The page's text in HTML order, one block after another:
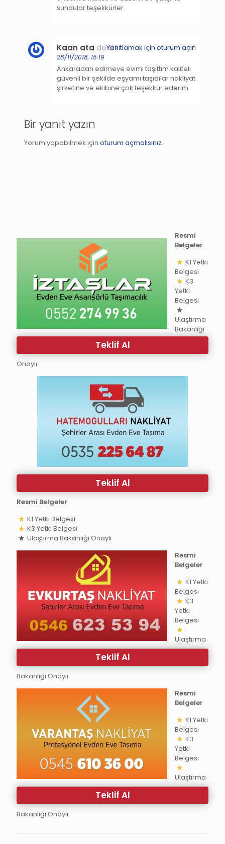
sundular teşekkürler
Kaan ata dedi ki:
28/11/2018, 15:19
Ankaradan edirneye evimi taşıttım kaliteli
güvenli bir şekilde eşyamı taşıdılar nakliyat
şirketine ve ekibine çok teşekkür ederim
Yanıtlamak için oturum açın
Bir yanıt yazın
Yorum yapabilmek için oturum açmalısınız.
Teklif Al
Resmi
Belgeler
K1 Yetki
Belgesi
K3
Yetki
Belgesi
Ulaştırma
Bakanlığı
Onaylı
Teklif Al
Resmi Belgeler
K1 Yetki Belgesi
K3 Yetki Belgesi
Ulaştırma Bakanlığı Onaylı
Teklif Al
Resmi
Belgeler
K1 Yetki
Belgesi
K3
Yetki
Belgesi
Ulaştırma
Bakanlığı Onaylı
Teklif Al
Resmi
Belgeler
K1 Yetki
Belgesi
K3
Yetki
Belgesi
Ulaştırma
Bakanlığı Onaylı